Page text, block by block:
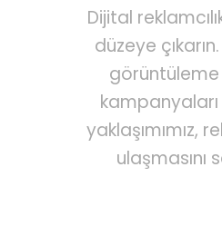
Dijital
düzeye
yaklaşımımız,
ulaşmasını